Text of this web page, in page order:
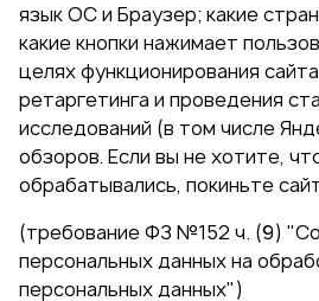
язык ОС и Браузер; какие
какие кнопки нажимает
целях функционирования
ретаргетинга и проведения
исследований (в том числе
обзоров. Если вы не хотите,
обрабатывались, покиньте
(требование ФЗ №152 ч. (9)
персональных данных на
персональных данных")